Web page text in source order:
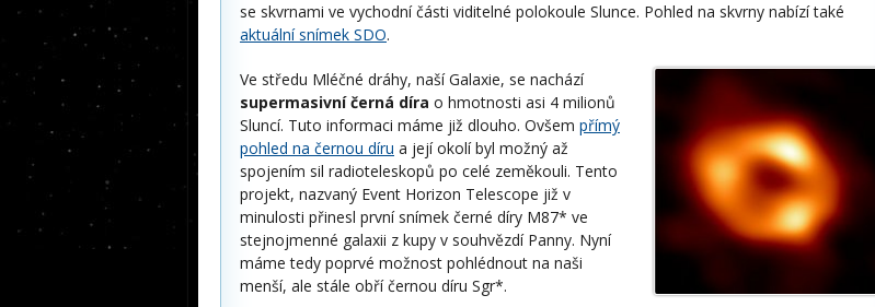
se skvrnami ve vychodní části viditelné polokoule Slunce. Pohled na skvrny nabízí také
aktuální snímek SDO.
Ve středu Mléčné dráhy, naší Galaxie, se nachází
supermasivní černá díra o hmotnosti asi 4 milionů
Sluncí. Tuto informaci máme již dlouho. Ovšem přímý
pohled na černou díru a její okolí byl možný až
spojením sil radioteleskopů po celé zeměkouli. Tento
projekt, nazvaný Event Horizon Telescope již v
minulosti přinesl první snímek černé díry M87* ve
stejnojmenné galaxii z kupy v souhvězdí Panny. Nyní
máme tedy poprvé možnost pohlédnout na naši
menší, ale stále obří černou díru Sgr*.